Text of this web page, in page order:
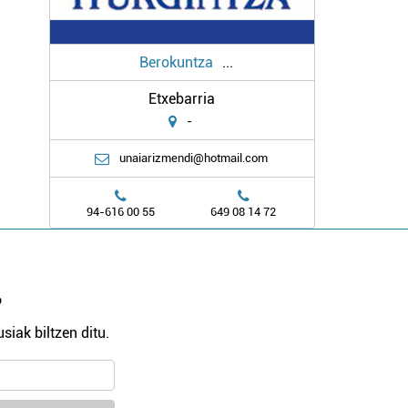
Berokuntza ...
Etxebarria
-
unaiarizmendi@hotmail.com
94-616 00 55 649 08 14 72
biltzen ditu.